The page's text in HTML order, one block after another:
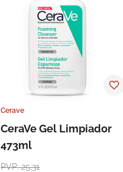
Cerave
CeraVe Gel Limpiador
473ml
PVP:25,31